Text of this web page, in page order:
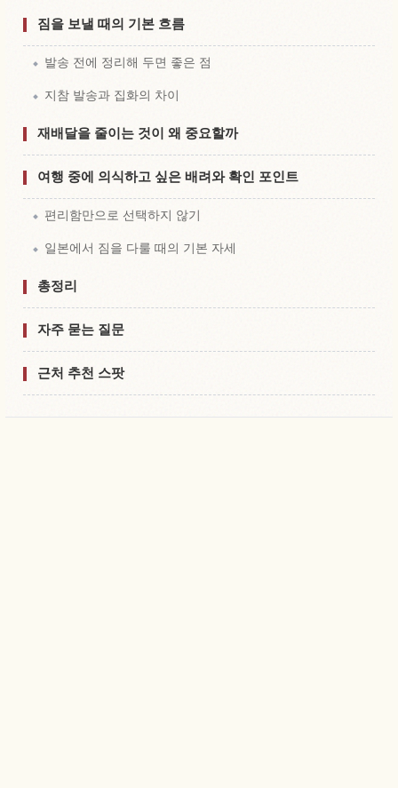
짐을 보낼 때의 기본 흐름
발송 전에 정리해 두면 좋은 점
지참 발송과 집화의 차이
재배달을 줄이는 것이 왜 중요할까
여행 중에 의식하고 싶은 배려와 확인 포인트
편리함만으로 선택하지 않기
일본에서 짐을 다룰 때의 기본 자세
총정리
자주 묻는 질문
근처 추천 스팟